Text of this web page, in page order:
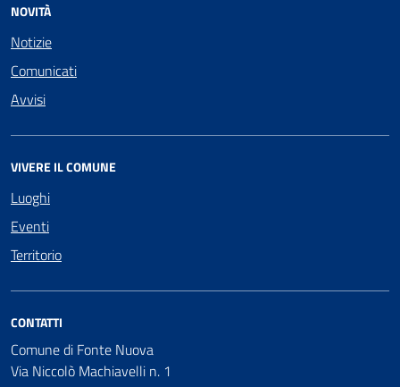
NOVITÀ
Notizie
Comunicati
Avvisi
VIVERE IL COMUNE
Luoghi
Eventi
Territorio
CONTATTI
Comune di Fonte Nuova
Via Niccolò Machiavelli n. 1